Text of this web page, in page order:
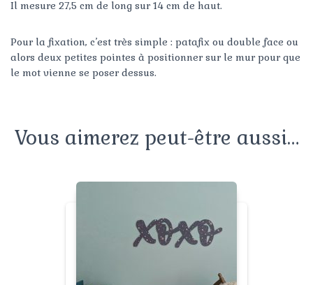
Il mesure 27,5 cm de long sur 14 cm de haut.
Pour la fixation, c’est très simple : patafix ou double face ou
alors deux petites pointes à positionner sur le mur pour que
le mot vienne se poser dessus.
Vous aimerez peut-être aussi…